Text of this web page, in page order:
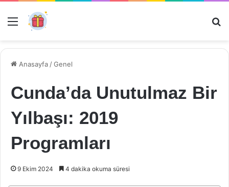
Menü
Anasayfa /Genel
Cunda’da Unutulmaz Bir
Yılbaşı: 2019
Programları
9 Ekim 2024 4 dakika okuma süresi